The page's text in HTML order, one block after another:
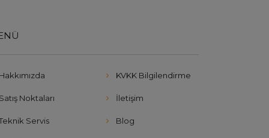
KVKK Bilgilendirme
Noktaları İletişim
Servis Blog